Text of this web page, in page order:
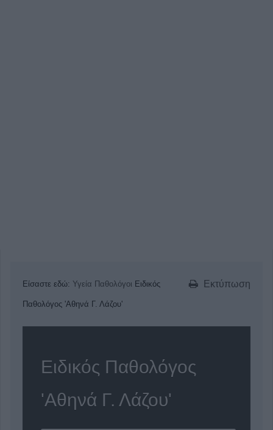
Εκτύπωση
Είσαστε εδώ: Υγεία Παθολόγοι Ειδικός
Παθολόγος 'Αθηνά Γ. Λάζου'
Ειδικός Παθολόγος
'Αθηνά Γ. Λάζου'